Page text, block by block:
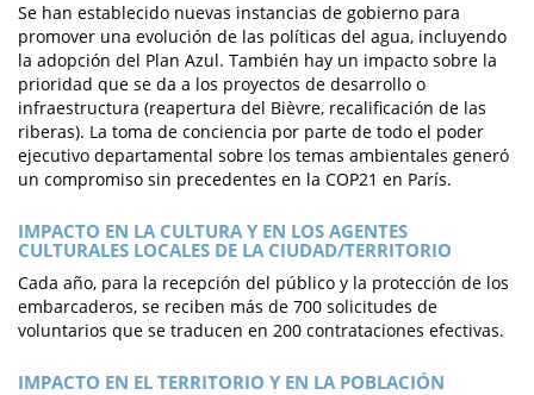
Se han establecido nuevas instancias de gobierno para
promover una evolución de las políticas del agua, incluyendo
la adopción del Plan Azul. También hay un impacto sobre la
prioridad que se da a los proyectos de desarrollo o
infraestructura (reapertura del Bièvre, recalificación de las
riberas). La toma de conciencia por parte de todo el poder
ejecutivo departamental sobre los temas ambientales generó
un compromiso sin precedentes en la COP21 en París.
IMPACTO EN LA CULTURA Y EN LOS AGENTES
CULTURALES LOCALES DE LA CIUDAD/TERRITORIO
Cada año, para la recepción del público y la protección de los
embarcaderos, se reciben más de 700 solicitudes de
voluntarios que se traducen en 200 contrataciones efectivas.
IMPACTO EN EL TERRITORIO Y EN LA POBLACIÓN